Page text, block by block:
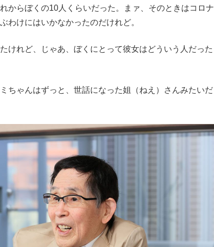
からぼくの10人くらいだった。まァ、そのときはコロナ
わけにはいかなかったのだけれど。
けれど、じゃあ、ぼくにとって彼女はどういう人だった
ちゃんはずっと、世話になった姐（ねえ）さんみたいだ